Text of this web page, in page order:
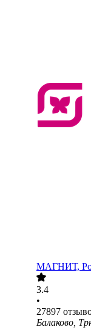
МАГНИТ,
3.4
•
27897
Балаково,